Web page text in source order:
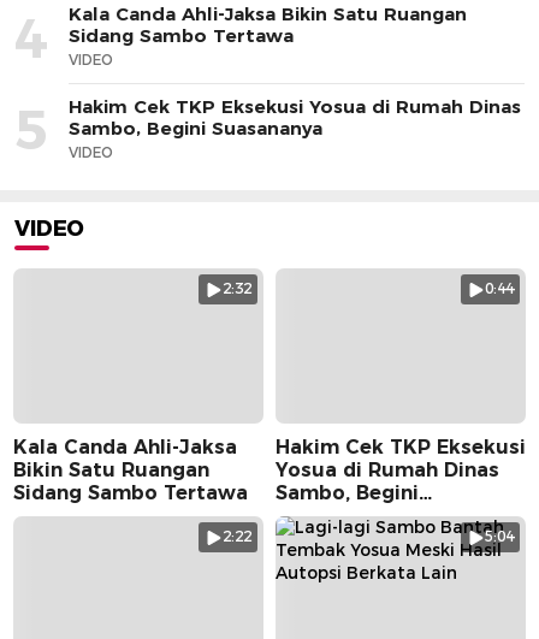
4
Kala Canda Ahli-Jaksa Bikin Satu Ruangan
Sidang Sambo Tertawa
VIDEO
5
Hakim Cek TKP Eksekusi Yosua di Rumah Dinas
Sambo, Begini Suasananya
VIDEO
VIDEO
2:32
Kala Canda Ahli-Jaksa
Bikin Satu Ruangan
Sidang Sambo Tertawa
0:44
Hakim Cek TKP Eksekusi
Yosua di Rumah Dinas
Sambo, Begini
Suasananya
2:22 5:04